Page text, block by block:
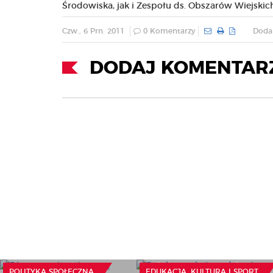
Środowiska, jak i Zespołu ds. Obszarów
Czw., 6 Prn. 2011 0 Komentarzy
DODAJ